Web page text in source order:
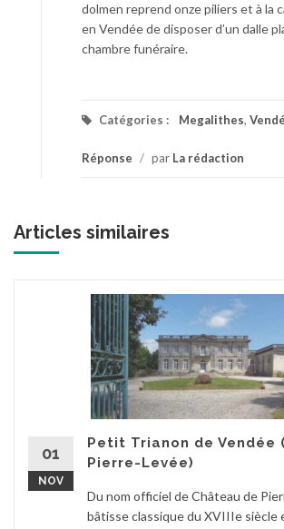
dolmen reprend onze piliers et à la
en Vendée de disposer d’un dalle
chambre funéraire.
Catégories : Megalithes,
Réponse / par La rédaction
Articles similaires
01
NOV
Petit Trianon de Vendée
Pierre-Levée)
Du nom officiel de Château de
bâtisse classique du XVIIIe siècle